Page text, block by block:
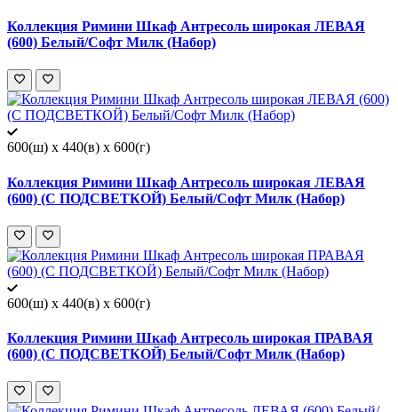
Коллекция Римини Шкаф Антресоль широкая ЛЕВАЯ
(600) Белый/Софт Милк (Набор)
600(ш) x 440(в) x 600(г)
Коллекция Римини Шкаф Антресоль широкая ЛЕВАЯ
(600) (С ПОДСВЕТКОЙ) Белый/Софт Милк (Набор)
600(ш) x 440(в) x 600(г)
Коллекция Римини Шкаф Антресоль широкая ПРАВАЯ
(600) (С ПОДСВЕТКОЙ) Белый/Софт Милк (Набор)